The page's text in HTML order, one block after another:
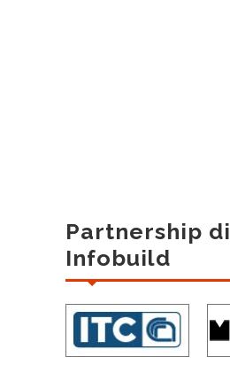
Partnership di
Infobuild